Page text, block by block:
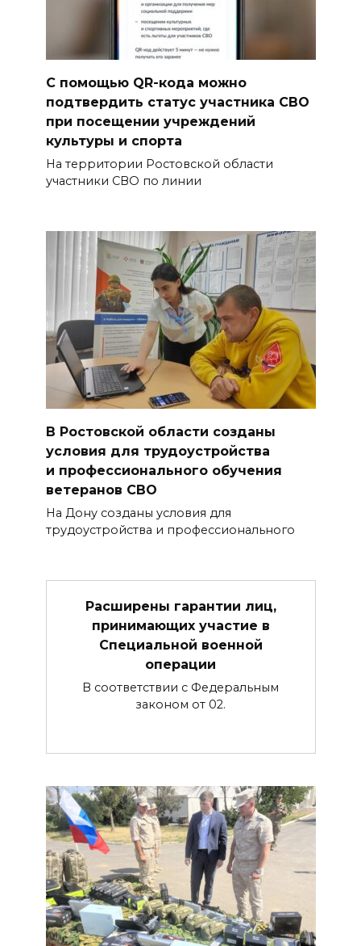
С помощью QR-кода можно
подтвердить статус участника СВО
при посещении учреждений
культуры и спорта
На территории Ростовской области
участники СВО по линии
В Ростовской области созданы
условия для трудоустройства
и профессионального обучения
ветеранов СВО
На Дону созданы условия для
трудоустройства и профессионального
Расширены гарантии лиц,
принимающих участие в
Специальной военной
операции
В соответствии с Федеральным
законом от 02.